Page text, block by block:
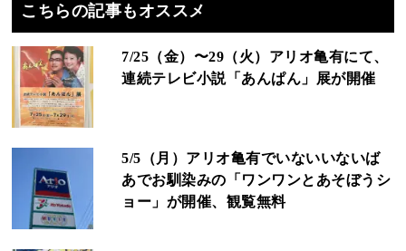
こちらの記事もオススメ
7/25（金）〜29（火）アリオ亀有にて、
連続テレビ小説「あんぱん」展が開催
5/5（月）アリオ亀有でいないいないば
あでお馴染みの「ワンワンとあそぼうシ
ョー」が開催、観覧無料